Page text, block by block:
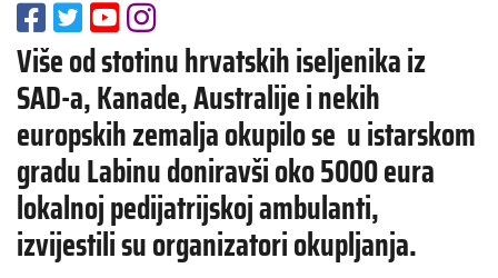
Više od stotinu hrvatskih iseljenika iz
SAD-a, Kanade, Australije i nekih
europskih zemalja okupilo se u istarskom
gradu Labinu doniravši oko 5000 eura
lokalnoj pedijatrijskoj ambulanti,
izvijestili su organizatori okupljanja.